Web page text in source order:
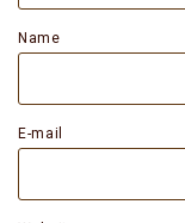
Name
E-mail